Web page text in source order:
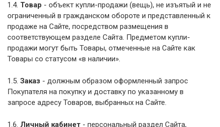
1.4. Товар - объект купли-продажи (вещь), не изъятый и не
ограниченный в гражданском обороте и представленный к
продаже на Сайте, посредством размещения в
соответствующем разделе Сайта. Предметом купли-
продажи могут быть Товары, отмеченные на Сайте как
Товары со статусом «в наличии».
1.5. Заказ - должным образом оформленный запрос
Покупателя на покупку и доставку по указанному в
запросе адресу Товаров, выбранных на Сайте.
1.6. Личный кабинет - персональный раздел Сайта,